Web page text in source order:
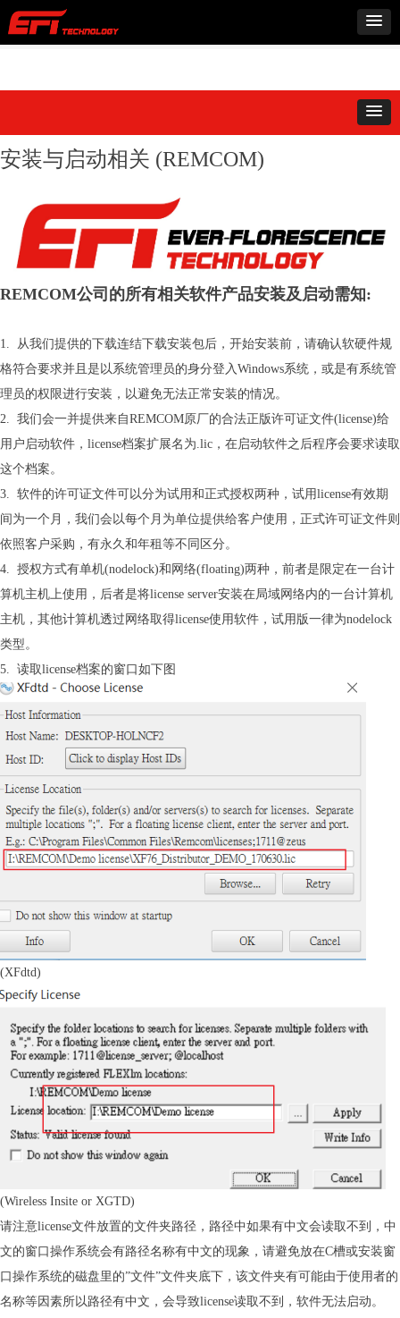
安装与启动相关 (REMCOM)
REMCOM公司的所有相关软件产品安装及启动需知:
1. 从我们提供的下载连结下载安装包后，开始安装前，请确认软硬件规
格符合要求并且是以系统管理员的身分登入Windows系统，或是有系统管
理员的权限进行安装，以避免无法正常安装的情况。
2. 我们会一并提供来自REMCOM原厂的合法正版许可证文件(license)给
用户启动软件，license档案扩展名为.lic，在启动软件之后程序会要求读取
这个档案。
3. 软件的许可证文件可以分为试用和正式授权两种，试用license有效期
间为一个月，我们会以每个月为单位提供给客户使用，正式许可证文件则
依照客户采购，有永久和年租等不同区分。
4. 授权方式有单机(nodelock)和网络(floating)两种，前者是限定在一台计
算机主机上使用，后者是将license server安装在局域网络内的一台计算机
主机，其他计算机透过网络取得license使用软件，试用版一律为nodelock
类型。
5. 读取license档案的窗口如下图
(XFdtd)
(Wireless Insite or XGTD)
请注意license文件放置的文件夹路径，路径中如果有中文会读取不到，中
文的窗口操作系统会有路径名称有中文的现象，请避免放在C槽或安装窗
口操作系统的磁盘里的”文件”文件夹底下，该文件夹有可能由于使用者的
名称等因素所以路径有中文，会导致license读取不到，软件无法启动。